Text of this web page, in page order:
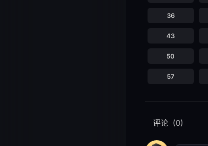
36
43
50
57
评论 (0)